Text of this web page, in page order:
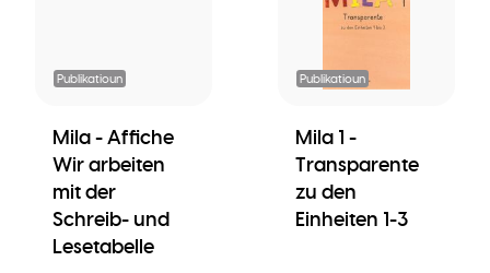
Publikatioun
Mila - Affiche
Wir arbeiten
mit der
Schreib- und
Lesetabelle
Publikatioun
Mila 1 -
Transparente
zu den
Einheiten 1-3